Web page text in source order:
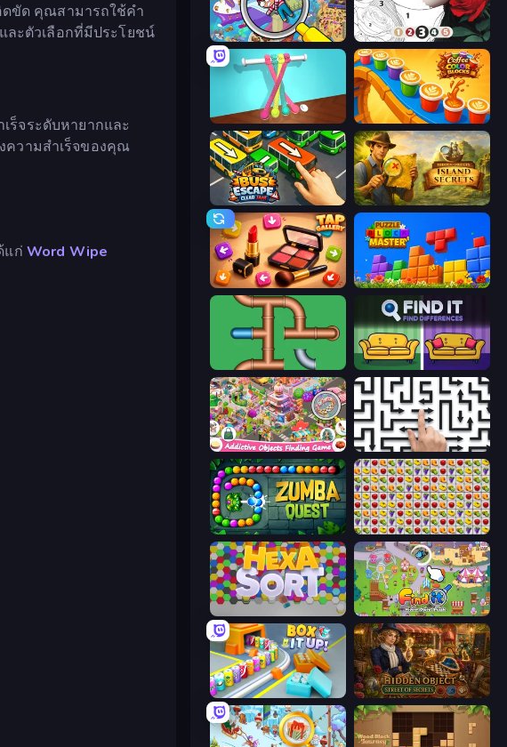
ดขัด คุณสามารถใช้คำ
ละตัวเลือกที่มีประโยชน์
ร็จระดับหายากและ
ความสำเร็จของคุณ
แก่ Word Wipe
Seek & Find - Hidden Object Game Numicolor
Tangle Master Coffee Color Blocks
Bus Escape: Clear Jam Hidden Objects: Island Secrets
Tap Gallery Puzzle Block Master
Plumber Pipe Out Find It - Find The Differences
Scavenger Hunt - Hidden Items Arrow Escape: Puzzle
Zumba Quest Same Game Fruit Collapse
Find It: Hidden Object Puzzle
Box It Up Hidden Object: Street Of Secrets